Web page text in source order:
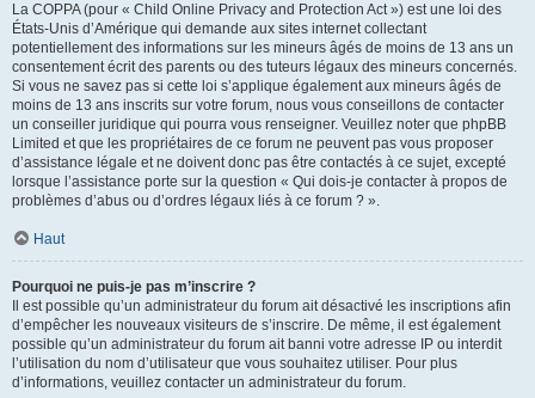
La COPPA (pour « Child Online Privacy and Protection Act ») est une loi des
États-Unis d’Amérique qui demande aux sites internet collectant
potentiellement des informations sur les mineurs âgés de moins de 13 ans un
consentement écrit des parents ou des tuteurs légaux des mineurs concernés.
Si vous ne savez pas si cette loi s’applique également aux mineurs âgés de
moins de 13 ans inscrits sur votre forum, nous vous conseillons de contacter
un conseiller juridique qui pourra vous renseigner. Veuillez noter que phpBB
Limited et que les propriétaires de ce forum ne peuvent pas vous proposer
d’assistance légale et ne doivent donc pas être contactés à ce sujet, excepté
lorsque l’assistance porte sur la question « Qui dois-je contacter à propos de
problèmes d’abus ou d’ordres légaux liés à ce forum ? ».
Haut
Pourquoi ne puis-je pas m’inscrire ?
Il est possible qu’un administrateur du forum ait désactivé les inscriptions afin
d’empêcher les nouveaux visiteurs de s’inscrire. De même, il est également
possible qu’un administrateur du forum ait banni votre adresse IP ou interdit
l’utilisation du nom d’utilisateur que vous souhaitez utiliser. Pour plus
d’informations, veuillez contacter un administrateur du forum.